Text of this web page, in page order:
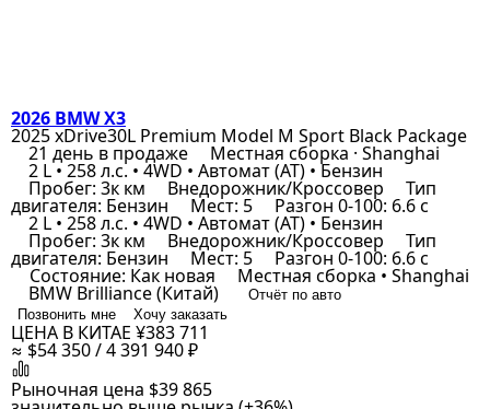
2026 BMW X3
2025 xDrive30L Premium Model M Sport Black Package
21 день в продаже Местная сборка · Shanghai
2 L • 258 л.с. • 4WD • Автомат (AT) • Бензин
Пробег: 3к км Внедорожник/Кроссовер Тип
двигателя: Бензин Мест: 5 Разгон 0-100: 6.6 с
2 L • 258 л.с. • 4WD • Автомат (AT) • Бензин
Пробег: 3к км Внедорожник/Кроссовер Тип
двигателя: Бензин Мест: 5 Разгон 0-100: 6.6 с
Состояние: Как новая Местная сборка • Shanghai
BMW Brilliance (Китай)
Отчёт по авто
Позвонить мне
Хочу заказать
ЦЕНА В КИТАЕ ¥383 711
≈ $54 350 / 4 391 940 ₽
Рыночная цена $39 865